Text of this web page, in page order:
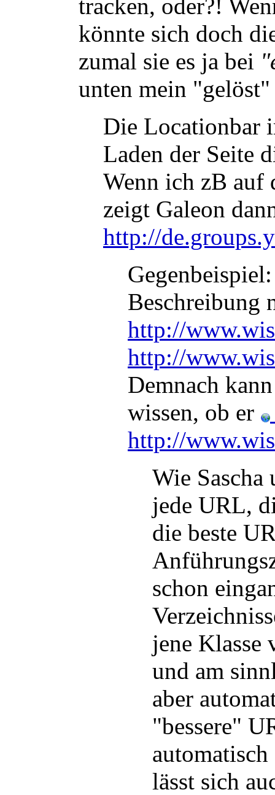
tracken, oder?!
könnte sich doch
zumal sie es ja bei
unten mein
Die Locationbar
Laden der Seite
Wenn ich zB auf
zeigt Galeon
http://
Beschreibung
http://
http://
Demnach
wissen, ob er
http://
Wie
jede URL,
die beste
schon
jene Klasse
und am
aber
"bessere"
lässt sich